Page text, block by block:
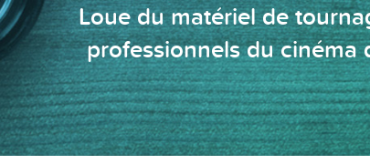
Loue du matériel de
professionnels du cinéma